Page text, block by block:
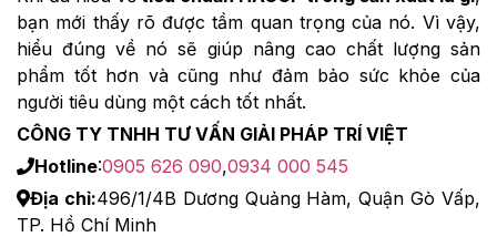
bạn mới thấy rõ được tầm quan trọng của nó. Vì vậy,
hiểu đúng về nó sẽ giúp nâng cao chất lượng sản
phẩm tốt hơn và cũng như đảm bảo sức khỏe của
người tiêu dùng một cách tốt nhất.
CÔNG TY TNHH TƯ VẤN GIẢI PHÁP TRÍ VIỆT
Hotline:0905 626 090,0934 000 545
Địa chỉ:496/1/4B Dương Quảng Hàm, Quận Gò Vấp,
TP. Hồ Chí Minh